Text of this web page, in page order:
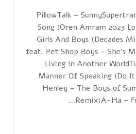
1 PillowTalk –
Song (Oren Amram 2023
Girls And Boys (Decades
feat. Pet Shop Boys – She's
Living In Another
Manner Of Speaking (Do
Henley – The Boys of
Remix)A-Ha –